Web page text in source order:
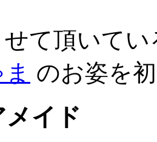
て頂いて
のお姿を
イド